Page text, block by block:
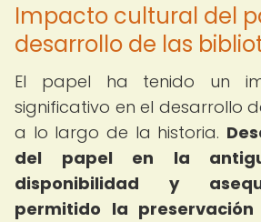
Impacto cultural del
desarrollo de las
El papel ha tenido un
significativo en el desarrollo
a lo largo de la historia.
del papel en la
disponibilidad y
permitido la